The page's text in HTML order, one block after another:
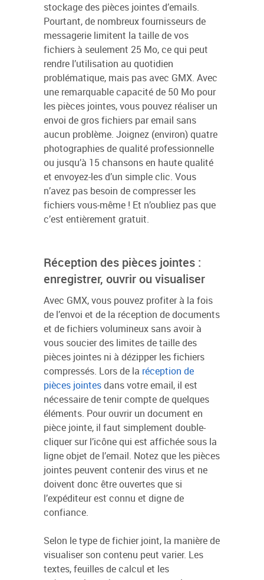
stockage des pièces jointes d’emails.
Pourtant, de nombreux fournisseurs de
messagerie limitent la taille de vos
fichiers à seulement 25 Mo, ce qui peut
rendre l’utilisation au quotidien
problématique, mais pas avec GMX. Avec
une remarquable capacité de 50 Mo pour
les pièces jointes, vous pouvez réaliser un
envoi de gros fichiers par email sans
aucun problème. Joignez (environ) quatre
photographies de qualité professionnelle
ou jusqu’à 15 chansons en haute qualité
et envoyez-les d’un simple clic. Vous
n’avez pas besoin de compresser les
fichiers vous-même ! Et n’oubliez pas que
c’est entièrement gratuit.
Réception des pièces jointes :
enregistrer, ouvrir ou visualiser
Avec GMX, vous pouvez profiter à la fois
de l’envoi et de la réception de documents
et de fichiers volumineux sans avoir à
vous soucier des limites de taille des
pièces jointes ni à dézipper les fichiers
compressés. Lors de la réception de
pièces jointesdans votre email, il est
nécessaire de tenir compte de quelques
éléments. Pour ouvrir un document en
pièce jointe, il faut simplement double-
cliquer sur l’icône qui est affichée sous la
ligne objet de l’email. Notez que les pièces
jointes peuvent contenir des virus et ne
doivent donc être ouvertes que si
l’expéditeur est connu et digne de
confiance.
Selon le type de fichier joint, la manière de
visualiser son contenu peut varier. Les
textes, feuilles de calcul et les